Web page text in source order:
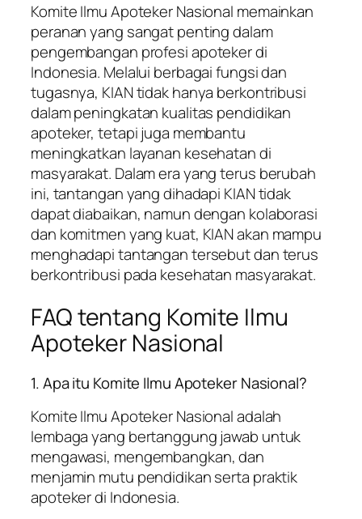
Komite Ilmu Apoteker Nasional memainkan
peranan yang sangat penting dalam
pengembangan profesi apoteker di
Indonesia. Melalui berbagai fungsi dan
tugasnya, KIAN tidak hanya berkontribusi
dalam peningkatan kualitas pendidikan
apoteker, tetapi juga membantu
meningkatkan layanan kesehatan di
masyarakat. Dalam era yang terus berubah
ini, tantangan yang dihadapi KIAN tidak
dapat diabaikan, namun dengan kolaborasi
dan komitmen yang kuat, KIAN akan mampu
menghadapi tantangan tersebut dan terus
berkontribusi pada kesehatan masyarakat.
FAQ tentang Komite Ilmu
Apoteker Nasional
1. Apa itu Komite Ilmu Apoteker Nasional?
Komite Ilmu Apoteker Nasional adalah
lembaga yang bertanggung jawab untuk
mengawasi, mengembangkan, dan
menjamin mutu pendidikan serta praktik
apoteker di Indonesia.